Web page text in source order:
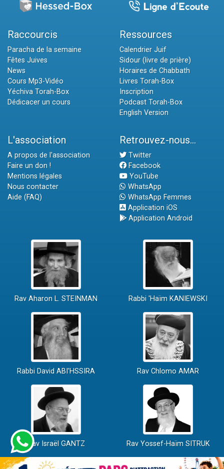
Raccourcis
Paracha de la semaine
Fêtes Juives
News
Cours Mp3-Vidéo
Yéchiva Torah-Box
Dédicacer un cours
Ressources
Calendrier Juif
Sidour (livre de prière)
Horaires de Chabbath
Livres Torah-Box
Inscription
Podcast Torah-Box
English Version
L'association
A propos de l'association
Faire un don !
Mentions légales
Nous contacter
Aide (FAQ)
Retrouvez-nous...
Twitter
Facebook
YouTube
WhatsApp
WhatsApp Femmes
Application iOS
Application Android
Rav Aharon L. STEINMAN Rabbi 'Haïm KANIEWSKI
Rabbi David ABI'HSSIRA Rav Chlomo AMAR
Rav Israël GANTZ Rav Yossef-Haïm SITRUK